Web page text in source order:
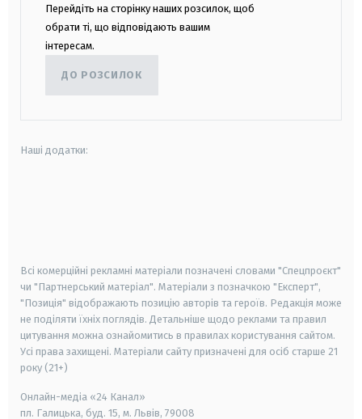
Перейдіть на сторінку наших розсилок, щоб
обрати ті, що відповідають вашим
інтересам.
ДО РОЗСИЛОК
Наші додатки:
Всі комерційні рекламні матеріали позначені словами "Спецпроєкт"
чи "Партнерський матеріал". Матеріали з позначкою "Експерт",
"Позиція" відображають позицію авторів та героїв. Редакція може
не поділяти їхніх поглядів. Детальніше щодо реклами та правил
цитування можна ознайомитись в правилах користування сайтом.
Усі права захищені. Матеріали сайту призначені для осіб старше 21
року (21+)
Онлайн-медіа «24 Канал»
пл. Галицька, буд. 15, м. Львів, 79008